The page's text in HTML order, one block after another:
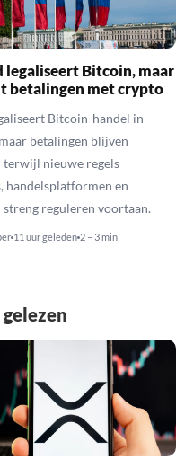
legaliseert Bitcoin, maar
betalingen met crypto
Bitcoin-handel in
betalingen blijven
terwijl nieuwe regels
handelsplatformen en
reguleren voortaan.
11 uur geleden 2 – 3 min